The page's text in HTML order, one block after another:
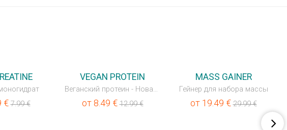
€7.99€
VEGAN PROTEIN
Веганский протеин - Новая улучшенная формула
от 8.49 €12.99€
MASS GAINER
Гейнер для набора массы
от 19.49 €29.99€